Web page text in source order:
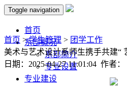
Toggle navigation
首页
系部概况
系部简介
专业设置
专业建设
首页 >学生管理 > 团学工作
美术与艺术设计系师生携手共建“
日期：2025-04-27 11:01:04 作者